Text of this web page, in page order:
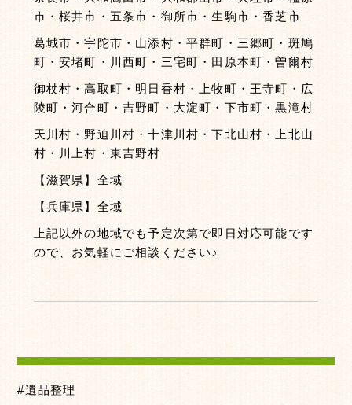
市・桜井市・五条市・御所市・生駒市・香芝市
葛城市・宇陀市・山添村・平群町・三郷町・斑鳩
町・安堵町・川西町・三宅町・田原本町・曽爾村
御杖村・高取町・明日香村・上牧町・王寺町・広
陵町・河合町・吉野町・大淀町・下市町・黒滝村
天川村・野迫川村・十津川村・下北山村・上北山
村・川上村・東吉野村
【滋賀県】全域
【兵庫県】全域
上記以外の地域でも予定次第で即日対応可能です
ので、お気軽にご相談ください♪
#遺品整理